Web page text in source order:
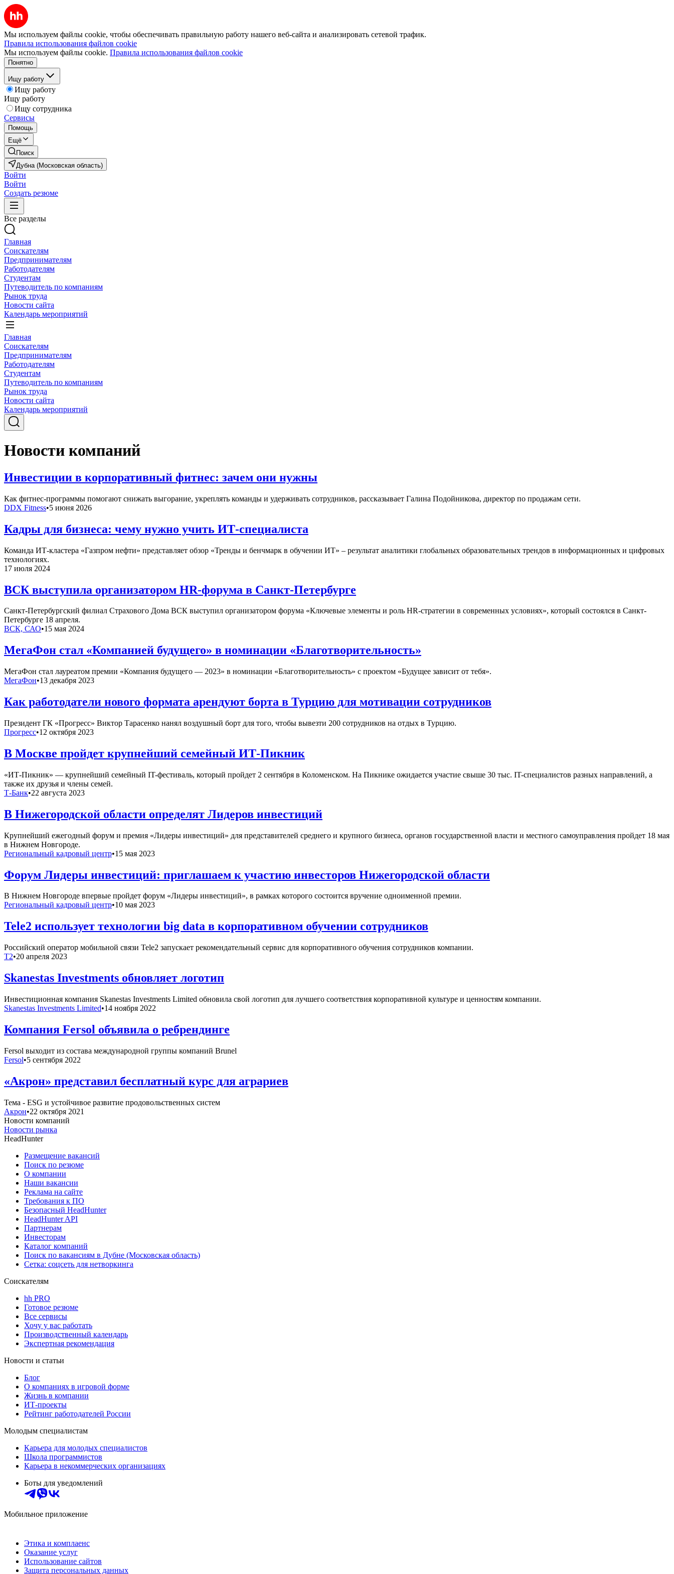
Мы используем файлы cookie, чтобы обеспечивать правильную работу нашего веб-сайта и анализировать сетевой трафик.
Правила использования файлов cookie
Мы используем файлы cookie. Правила использования файлов cookie
Понятно
Ищу работу
Ищу работу
Ищу работу
Ищу сотрудника
Сервисы
Помощь
Ещё
Поиск
Дубна (Московская область)
Войти
Войти
Создать резюме
Все разделы
Главная
Соискателям
Предпринимателям
Работодателям
Студентам
Путеводитель по компаниям
Рынок труда
Новости сайта
Календарь мероприятий
Главная
Соискателям
Предпринимателям
Работодателям
Студентам
Путеводитель по компаниям
Рынок труда
Новости сайта
Календарь мероприятий
Новости компаний
Инвестиции в корпоративный фитнес: зачем они нужны
Как фитнес-программы помогают снижать выгорание, укреплять команды и удерживать сотрудников, рассказывает Галина Подойникова, директор по продажам сети.
DDX Fitness•5 июня 2026
Кадры для бизнеса: чему нужно учить ИТ-специалиста
Команда ИТ-кластера «Газпром нефти» представляет обзор «Тренды и бенчмарк в обучении ИТ» – результат аналитики глобальных образовательных трендов в информационных и цифровых
технологиях.
17 июля 2024
ВСК выступила организатором HR-форума в Санкт-Петербурге
Санкт-Петербургский филиал Страхового Дома ВСК выступил организатором форума «Ключевые элементы и роль HR-стратегии в современных условиях», который состоялся в Санкт-
Петербурге 18 апреля.
ВСК, САО•15 мая 2024
МегаФон стал «Компанией будущего» в номинации «Благотворительность»
МегаФон стал лауреатом премии «Компания будущего — 2023» в номинации «Благотворительность» с проектом «Будущее зависит от тебя».
МегаФон•13 декабря 2023
Как работодатели нового формата арендуют борта в Турцию для мотивации сотрудников
Президент ГК «Прогресс» Виктор Тарасенко нанял воздушный борт для того, чтобы вывезти 200 сотрудников на отдых в Турцию.
Прогресс•12 октября 2023
В Москве пройдет крупнейший семейный ИТ-Пикник
«ИТ-Пикник» — крупнейший семейный IT-фестиваль, который пройдет 2 сентября в Коломенском. На Пикнике ожидается участие свыше 30 тыс. IT-специалистов разных направлений, а
также их друзья и члены семей.
Т-Банк•22 августа 2023
В Нижегородской области определят Лидеров инвестиций
Крупнейший ежегодный форум и премия «Лидеры инвестиций» для представителей среднего и крупного бизнеса, органов государственной власти и местного самоуправления пройдет 18 мая
в Нижнем Новгороде.
Региональный кадровый центр•15 мая 2023
Форум Лидеры инвестиций: приглашаем к участию инвесторов Нижегородской области
В Нижнем Новгороде впервые пройдет форум «Лидеры инвестиций», в рамках которого состоится вручение одноименной премии.
Региональный кадровый центр•10 мая 2023
Tele2 использует технологии big data в корпоративном обучении сотрудников
Российский оператор мобильной связи Tele2 запускает рекомендательный сервис для корпоративного обучения сотрудников компании.
T2•20 апреля 2023
Skanestas Investments обновляет логотип
Инвестиционная компания Skanestas Investments Limited обновила свой логотип для лучшего соответствия корпоративной культуре и ценностям компании.
Skanestas Investments Limited•14 ноября 2022
Компания Fersol объявила о ребрендинге
Fersol выходит из состава международной группы компаний Brunel
Fersol•5 сентября 2022
«Акрон» представил бесплатный курс для аграриев
Тема - ESG и устойчивое развитие продовольственных систем
Акрон•22 октября 2021
Новости компаний
Новости рынка
HeadHunter
Размещение вакансий
Поиск по резюме
О компании
Наши вакансии
Реклама на сайте
Требования к ПО
Безопасный HeadHunter
HeadHunter API
Партнерам
Инвесторам
Каталог компаний
Поиск по вакансиям в Дубне (Московская область)
Сетка: соцсеть для нетворкинга
Соискателям
hh PRO
Готовое резюме
Все сервисы
Хочу у вас работать
Производственный календарь
Экспертная рекомендация
Новости и статьи
Блог
О компаниях в игровой форме
Жизнь в компании
ИТ-проекты
Рейтинг работодателей России
Молодым специалистам
Карьера для молодых специалистов
Школа программистов
Карьера в некоммерческих организациях
Боты для уведомлений
Мобильное приложение
Этика и комплаенс
Оказание услуг
Использование сайтов
Защита персональных данных